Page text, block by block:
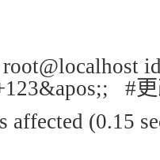
#
affected (0.15